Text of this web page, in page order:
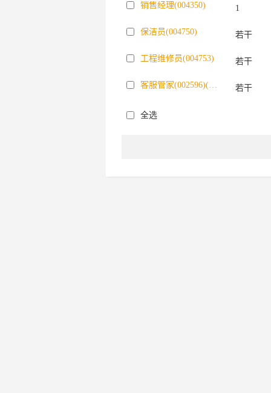
销售经理(004350) 1
保洁员(004750) 若干
工程维修员(004753) 若干
客服管家(002596)(005741) 若干
全选